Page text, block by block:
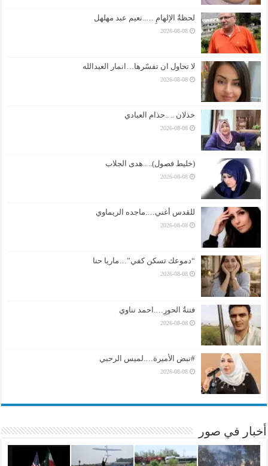
لحظةُ الإلهامِ …..نعيم عبد مهلهل
2026-08-08
لا تحاول ان تفسّرها…انمار العبدالله
2026-08-08
خذلان .. ..حذام العبادي
2026-08-08
(خليط فصول).. ..هدى الجلاب
2026-08-08
للقدس أغني….ماجده الريماوي
2026-08-08
“دموعك تسكن كفي”…ماريا حنا
2026-08-08
فتنةُ الحورِ….احمد نناوي
2026-08-08
#نبض الأميرة….لميس الرحبي
2026-08-08
أخبار في صور